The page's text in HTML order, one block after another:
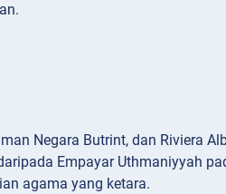
Negara Butrint, dan Riviera
Empayar Uthmaniyyah
agama yang ketara.